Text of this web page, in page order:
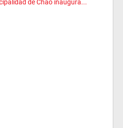
de Chao inaugura...